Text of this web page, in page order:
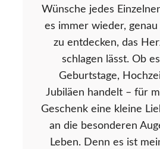
Wünsche jedes
es immer wieder, genau
zu entdecken, das
schlagen lässt. Ob
Geburtstage,
Jubiläen handelt – für
Geschenk eine kleine
an die besonderen
Leben. Denn es ist